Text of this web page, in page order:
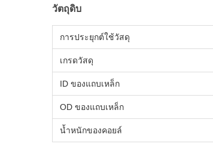
วัตถุดิบ
การประยุกต์ใช้วัสดุ
เกรดวัสดุ
ID ของแถบเหล็ก
OD ของแถบเหล็ก
น้ำหนักของคอยล์